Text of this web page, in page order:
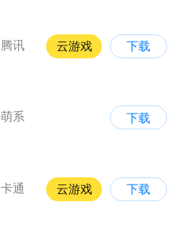
腾讯
云游戏 下载
萌系
下载
卡通
云游戏 下载